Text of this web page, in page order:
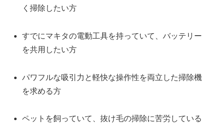
く掃除したい方
すでにマキタの電動工具を持っていて、バッテリー
を共用したい方
パワフルな吸引力と軽快な操作性を両立した掃除機
を求める方
ペットを飼っていて、抜け毛の掃除に苦労している